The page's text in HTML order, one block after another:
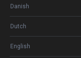
Danish
Dutch
English